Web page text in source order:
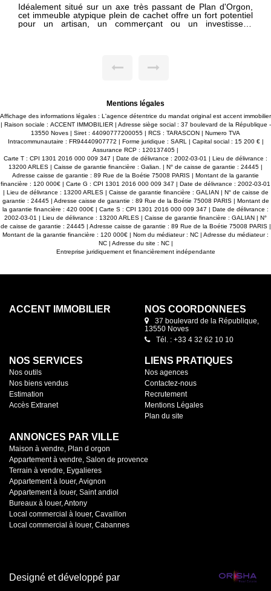
passant de Plan d'Orgon,
offre un fort potentiel
ou un investisseur.
et habitation,
un rendement locatif ou
avec logement sur place.
passage et excellente
sont disponibles sur le
Cavaillon, venez découvrir cette
d'une surface habitable de 153
séparée, grand séjour avec
a 2 minutes à pied du centre de la
79343752600049.
Mentions légales
Affichage des informations légales : L'agence détentrice du mandat original est accent immobilier
| Raison sociale : ACCENT IMMOBILIER | Adresse siège social : 37 boulevard de la République -
13550 Noves | Siret : 44090777200055 | RCS : TARASCON | Numero TVA
Intracommunautaire : FR94440907772 | Forme juridique : SARL | Capital social : 15 200 € |
Assurance RCP : 120137405 |
Carte T : CPI 1301 2016 000 009 347 | Date de délivrance : 2002-03-01 | Lieu de délivrance :
13200 ARLES | Caisse de garantie financière : Galian. | N° de caisse de garantie : 24445 |
Adresse caisse de garantie : 89 Rue de la Boétie 75008 PARIS | Montant de la garantie
financière : 120 000€ | Carte G : CPI 1301 2016 000 009 347 | Date de délivrance : 2002-03-01
| Lieu de délivrance : 13200 ARLES | Caisse de garantie financière : GALIAN | N° de caisse de
garantie : 24445 | Adresse caisse de garantie : 89 Rue de la Boétie 75008 PARIS | Montant de
la garantie financière : 420 000€ | Carte S : CPI 1301 2016 000 009 347 | Date de délivrance :
2002-03-01 | Lieu de délivrance : 13200 ARLES | Caisse de garantie financière : GALIAN | N°
de caisse de garantie : 24445 | Adresse caisse de garantie : 89 Rue de la Boétie 75008 PARIS |
Montant de la garantie financière : 120 000€ | Nom du médiateur : NC | Adresse du médiateur :
NC | Adresse du site : NC |
Entreprise juridiquement et financièrement indépendante
ACCENT IMMOBILIER NOS COORDONNÉES
37 boulevard de la République,
13550 Noves
Tél. : +33 4 32 62 10 10
NOS SERVICES
Nos outils
Nos biens vendus
Estimation
Accès Extranet
LIENS PRATIQUES
Nos agences
Contactez-nous
Recrutement
Mentions Légales
Plan du site
ANNONCES PAR VILLE
Maison à vendre, Plan d orgon
Appartement à vendre, Salon de provence
Terrain à vendre, Eygalieres
Appartement à louer, Avignon
Appartement à louer, Saint andiol
Bureaux à louer, Antony
Local commercial à louer, Cavaillon
Local commercial à louer, Cabannes
Designé et développé par